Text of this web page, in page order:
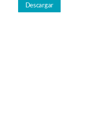
Descargar